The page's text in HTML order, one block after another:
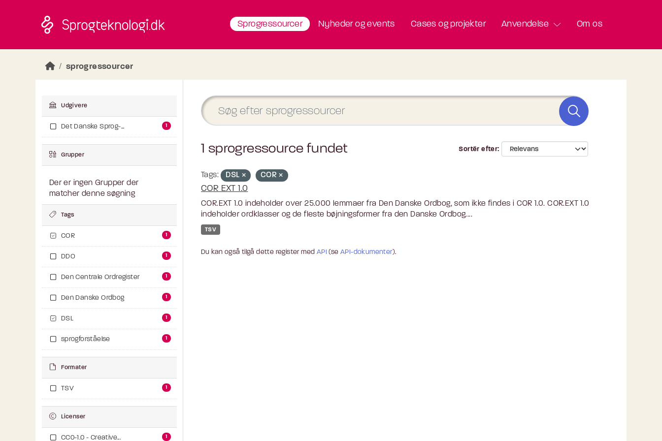
Sprogressourcer Nyheder og events Cases og projekter Anvendelse Om os
sprogressourcer
Udgivere
Det Danske Sprog-... 1
Grupper
Der er ingen Grupper der
matcher denne søgning
Tags
COR 1
DDO 1
Den Centrale Ordregister 1
Den Danske Ordbog 1
DSL 1
sprogforståelse 1
Formater
TSV 1
Licenser
CC0-1.0 - Creative... 1
Sortér efter
1 sprogressource fundet
Tags: DSL COR
COR EXT 1.0
COR.EXT 1.0 indeholder over 25.000 lemmaer fra Den Danske Ordbog, som ikke findes i COR 1.0. COR.EXT 1.0
indeholder ordklasser og de fleste bøjningsformer fra den Danske Ordbog....
TSV
Du kan også tilgå dette register med API (seAPI-dokumenter).